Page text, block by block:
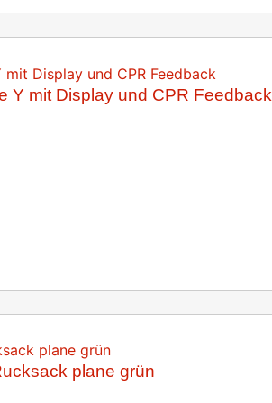
Y mit Display und CPR Feedback
plane grün